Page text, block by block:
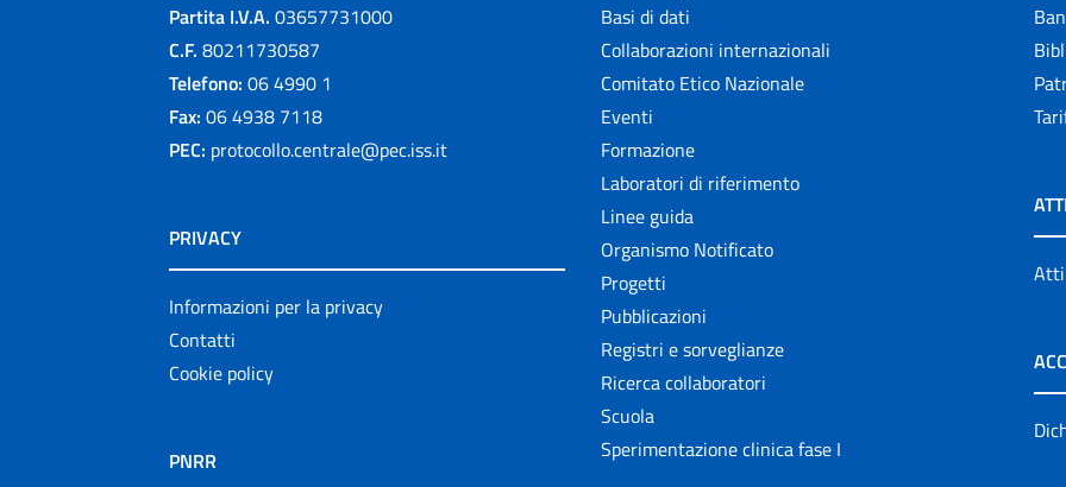
Partita I.V.A. 03657731000
C.F. 80211730587
Telefono: 06 4990 1
Fax: 06 4938 7118
PEC: protocollo.centrale@pec.iss.it
PRIVACY
Informazioni per la privacy
Contatti
Cookie policy
PNRR
Basi di dati
Collaborazioni internazionali
Comitato Etico Nazionale
Eventi
Formazione
Laboratori di riferimento
Linee guida
Organismo Notificato
Progetti
Pubblicazioni
Registri e sorveglianze
Ricerca collaboratori
Scuola
Sperimentazione clinica fase I
Atti